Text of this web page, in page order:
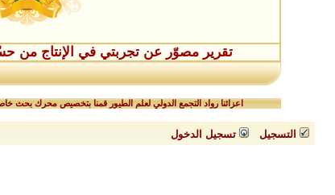
تقرير مصوّر عن تجربتي في الإنتاج من
اعزائنا رواد التجمع الدولي لعلم الطيور قمنا بتخصيص محرك بحث
التسجيل تسجيل الدخول